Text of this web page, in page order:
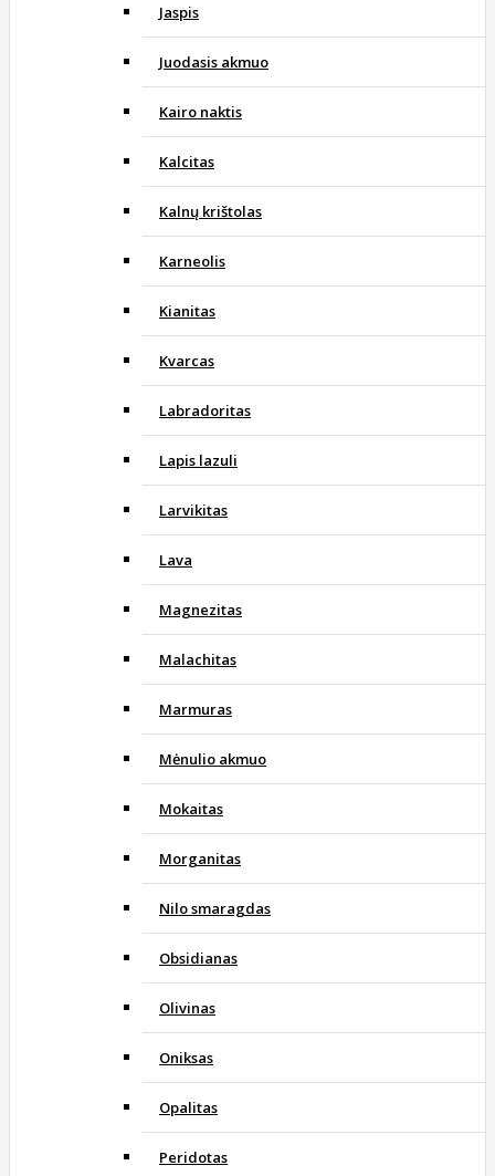
Jaspis
Juodasis akmuo
Kairo naktis
Kalcitas
Kalnų krištolas
Karneolis
Kianitas
Kvarcas
Labradoritas
Lapis lazuli
Larvikitas
Lava
Magnezitas
Malachitas
Marmuras
Mėnulio akmuo
Mokaitas
Morganitas
Nilo smaragdas
Obsidianas
Olivinas
Oniksas
Opalitas
Peridotas